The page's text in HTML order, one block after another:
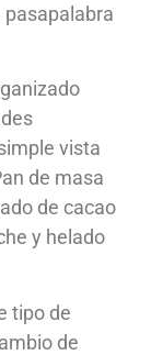
vista
de masa
de cacao
y helado
tipo de
de